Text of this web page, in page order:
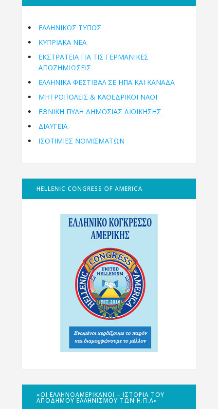
ΕΛΛΗΝΙΚΟΣ ΤΥΠΟΣ
ΚΥΠΡΙΑΚΑ ΝΕΑ
ΕΚΣΤΡΑΤΕΙΑ ΓΙΑ ΤΙΣ ΓΕΡΜΑΝΙΚΕΣ
ΑΠΟΖΗΜΙΩΣΕΙΣ
ΕΛΛΗΝΙΚΆ ΦΕΣΤΙΒΆΛ ΣΕ ΗΠΑ ΚΑΙ ΚΑΝΑΔΑ
ΜΗΤΡΟΠΌΛΕΙΣ & ΚΑΘΕΔΡΙΚΟΊ ΝΑΟΊ
ΕΘΝΙΚΉ ΠΎΛΗ ΔΗΜΌΣΙΑΣ ΔΙΟΊΚΗΣΗΣ
ΔΙΑΥΓΕΙΑ
ΙΣΟΤΙΜΙΕΣ ΝΟΜΙΣΜΑΤΩΝ
HELLENIC CONGRESS OF AMERICA
«ΟΙ ΕΛΛΗΝΟΑΜΕΡΙΚΑΝΟΊ – ΙΣΤΟΡΊΑ ΤΟΥ
ΑΠΌΔΗΜΟΥ ΕΛΛΗΝΙΣΜΟΎ ΤΩΝ Η.Π.Α»